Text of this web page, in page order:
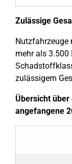
Zulässige
Nutzfahrzeuge
mehr als 3.500
zulässigem
Übersicht über
angefangene